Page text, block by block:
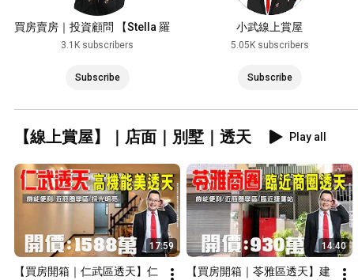
買房賣房｜投資顧問 【Stella 羅
莞君團隊】3.1K subscribers
Subscribe
小武線上賞屋
5.05K subscribers
Subscribe
【線上賞屋】｜店面｜別墅｜透天 Play all
17:59
【買房開箱｜仁武區透天】仁
14:40
【買房開箱｜苓雅區透天】建